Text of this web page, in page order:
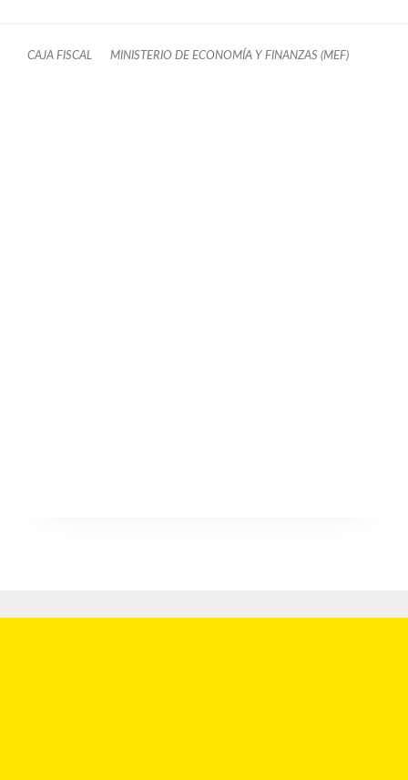
CAJA FISCAL MINISTERIO DE ECONOMÍA Y FINANZAS (MEF)